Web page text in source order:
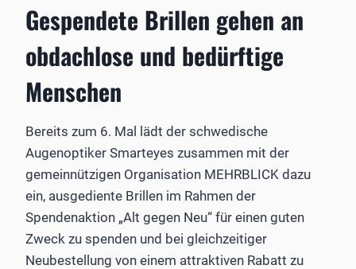
Gespendete Brillen gehen an
obdachlose und bedürftige
Menschen
Bereits zum 6. Mal lädt der schwedische
Augenoptiker Smarteyes zusammen mit der
gemeinnützigen Organisation MEHRBLICK dazu
ein, ausgediente Brillen im Rahmen der
Spendenaktion „Alt gegen Neu“ für einen guten
Zweck zu spenden und bei gleichzeitiger
Neubestellung von einem attraktiven Rabatt zu